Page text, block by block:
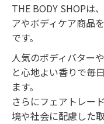
THE BODY SHOPは
アやボディケア商品
です。
人気のボディバター
と心地よい香りで毎
ます。
さらにフェアトレー
境や社会に配慮した